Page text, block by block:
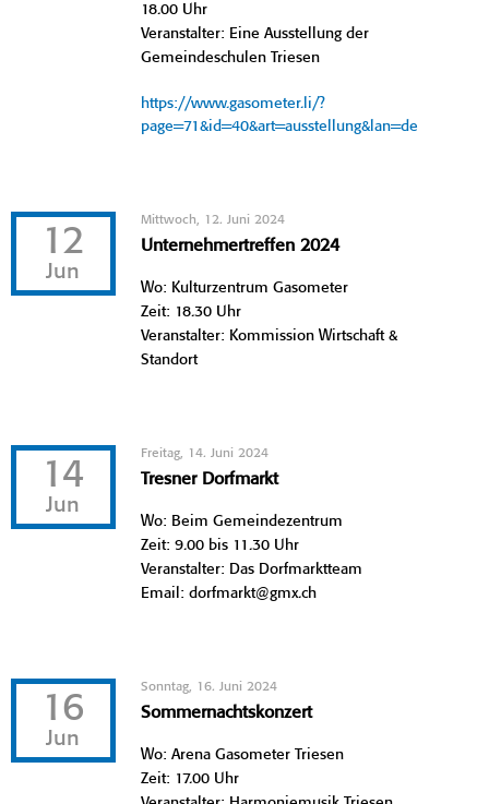
18.00 Uhr
Veranstalter: Eine Ausstellung der
Gemeindeschulen Triesen
https://www.gasometer.li/?
page=71&id=40&art=ausstellung&lan=de
12
Jun
Mittwoch, 12. Juni 2024
Unternehmertreffen 2024
Wo: Kulturzentrum Gasometer
Zeit: 18.30 Uhr
Veranstalter: Kommission Wirtschaft &
Standort
14
Jun
Freitag, 14. Juni 2024
Tresner Dorfmarkt
Wo: Beim Gemeindezentrum
Zeit: 9.00 bis 11.30 Uhr
Veranstalter: Das Dorfmarktteam
Email: dorfmarkt@gmx.ch
16
Jun
Sonntag, 16. Juni 2024
Sommernachtskonzert
Wo: Arena Gasometer Triesen
Zeit: 17.00 Uhr